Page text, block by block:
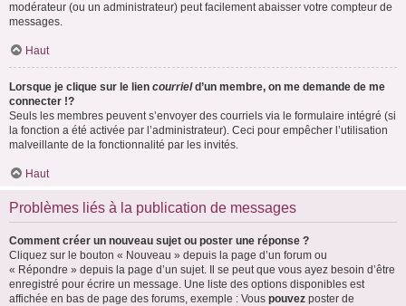
modérateur (ou un administrateur) peut facilement abaisser votre compteur de
messages.
Haut
Lorsque je clique sur le lien courrield’un membre, on me demande de me
connecter !?
Seuls les membres peuvent s’envoyer des courriels via le formulaire intégré (si
la fonction a été activée par l’administrateur). Ceci pour empêcher l’utilisation
malveillante de la fonctionnalité par les invités.
Haut
Problèmes liés à la publication de messages
Comment créer un nouveau sujet ou poster une réponse ?
Cliquez sur le bouton « Nouveau » depuis la page d’un forum ou
« Répondre » depuis la page d’un sujet. Il se peut que vous ayez besoin d’être
enregistré pour écrire un message. Une liste des options disponibles est
affichée en bas de page des forums, exemple : Vous pouvez poster de